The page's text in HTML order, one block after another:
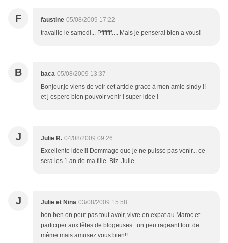
F faustine 05/08/2009 17:22
travaille le samedi... Pfffffff.... Mais je penserai bien a vous!
B baca 05/08/2009 13:37
Bonjour,je viens de voir cet article grace à mon amie sindy !!
et j espere bien pouvoir venir ! super idée !
J Julie R. 04/08/2009 09:26
Excellente idée!!! Dommage que je ne puisse pas venir... ce
sera les 1 an de ma fille. Biz. Julie
J Julie et Nina 03/08/2009 15:58
bon ben on peut pas tout avoir, vivre en expat au Maroc et
participer aux fêtes de blogeuses...un peu rageant tout de
même mais amusez vous bien!!